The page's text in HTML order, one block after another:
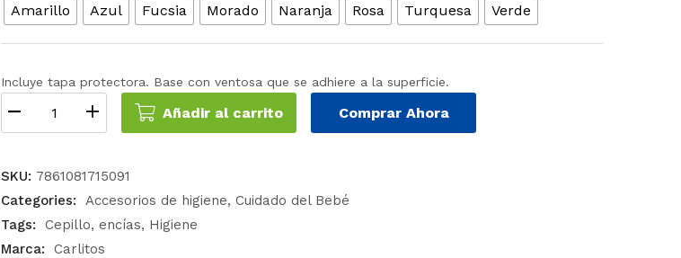
Amarillo Azul Fucsia Morado Naranja Rosa Turquesa Verde
Incluye tapa protectora. Base con ventosa que se adhiere a la superficie.
Añadir al carrito Comprar Ahora
SKU: 7861081715091
Categories:
Accesorios de higiene Cuidado del Bebé
Tags:
Cepillo encías
Higiene
Marca:
Carlitos